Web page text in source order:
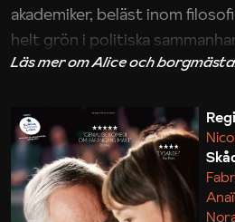
akademiker, beläst inom
helt grön i politiska
lysande Anaïs Demoustier,
kulturkrockar. Med taktfullt
av Orwell och Rousseau i
genom politikens korridorer
från lokalpolitiken till